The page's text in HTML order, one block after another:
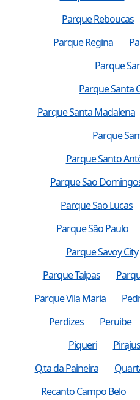
Parque Reboucas
Parque Regina
Parque
Parque Santa
Parque Santa Madalena
Parque
Parque Santo
Parque Sao
Parque Sao Lucas
Parque São Paulo
Parque Savoy City
Parque Taipas
Parque Vila Maria
Perdizes
Peruibe
Piqueri
Q.ta da Paineira
Recanto Campo Belo